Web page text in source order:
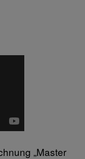
„Master